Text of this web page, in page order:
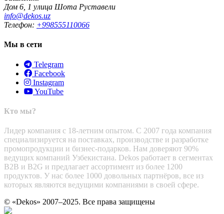
Дом 6, 1 улица Шота Руставели
info@dekos.uz
Телефон: +998555110066
Мы в сети
Telegram
Facebook
Instagram
YouTube
Кто мы?
Лидер компания с 18-летним опытом. С 2007 года компания
специализируется на поставках, производстве и разработке
промопродукции и бизнес-подарков. Нам доверяют 90%
ведущих компаний Узбекистана. Dekos работает в сегментах
B2B и B2G и предлагает ассортимент из более 1200
продуктов. У нас более 1000 довольных партнёров, все из
которых являются ведущими компаниями в своей сфере.
© «Dekos» 2007–2025. Все права защищены